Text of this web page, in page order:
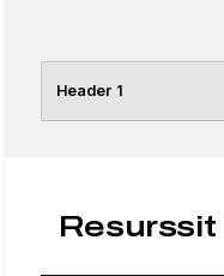
Header 1
Resurssit